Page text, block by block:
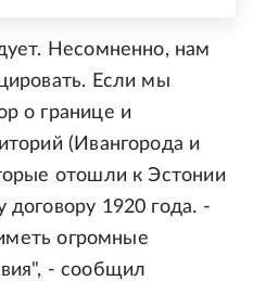
Несомненно, нам
Если мы
о границе и
(Ивангорода и
отошли к Эстонии
1920 года. -
огромные
- сообщил